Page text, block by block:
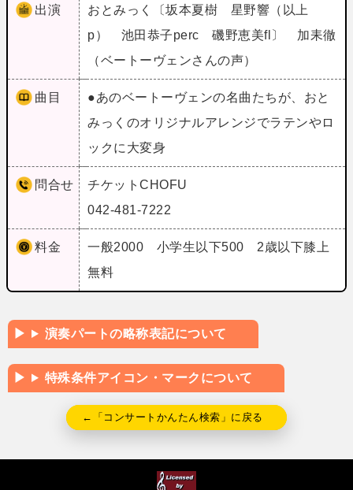
出演
おとみっく〔坂本夏樹 星野響（以上
p） 池田恭子perc 磯野恵美fl〕 加耒徹
（ベートーヴェンさんの声）
曲目
●あのベートーヴェンの名曲たちが、おと
みっくのオリジナルアレンジでラテンやロ
ックに大変身
問合せ
チケットCHOFU
042-481-7222
料金
一般2000 小学生以下500 2歳以下膝上
無料
演奏パートの略称表記について
特殊条件アイコン・マークについて
←「コンサートかんたん検索」に戻る